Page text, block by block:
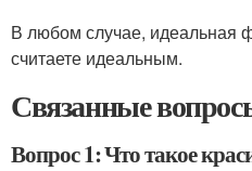
В любом случае, идеальная
считаете идеальным.
Связанные
Вопрос 1: Что такое